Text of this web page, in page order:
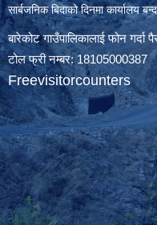
सार्बजनिक बिदाको दिनमा कार्यालय
बारेकोट गाउँपालिकालाई फोन गर्दा
टोल फ्री नम्बर: 18105000387
Freevisitorcounters